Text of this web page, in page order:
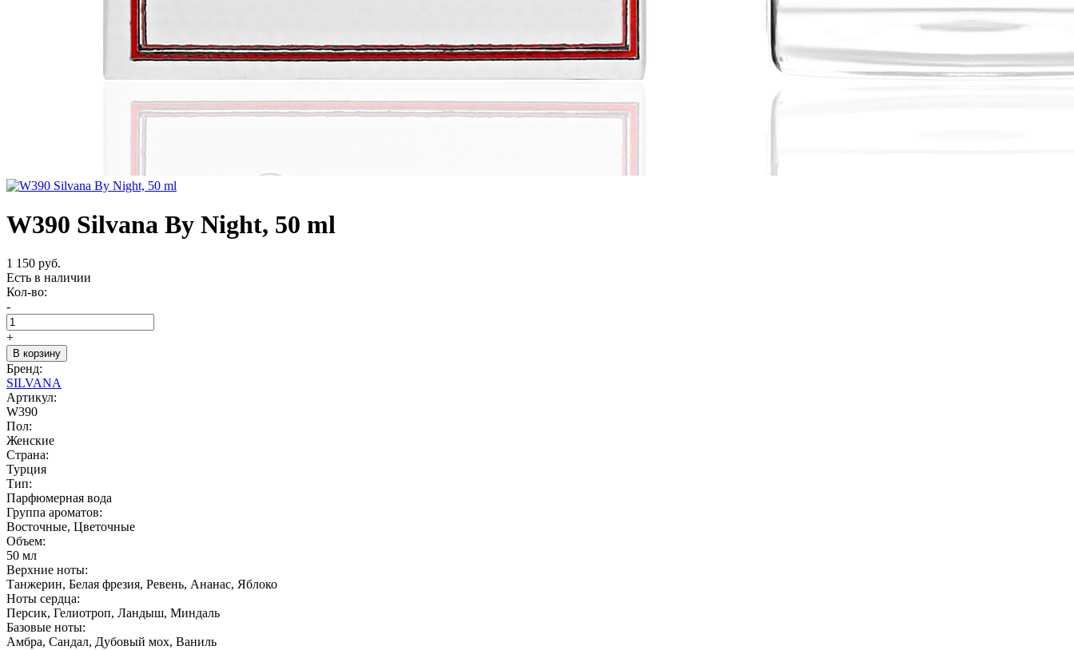
W390 Silvana By Night, 50 ml
1 150 руб.
Есть в наличии
Кол-во:
-
+
В корзину
Бренд:
SILVANA
Артикул:
W390
Пол:
Женские
Страна:
Турция
Тип:
Парфюмерная вода
Группа ароматов:
Восточные, Цветочные
Объем:
50 мл
Верхние ноты:
Танжерин, Белая фрезия, Ревень, Ананас, Яблоко
Ноты сердца:
Персик, Гелиотроп, Ландыш, Миндаль
Базовые ноты:
Амбра, Сандал, Дубовый мох, Ваниль